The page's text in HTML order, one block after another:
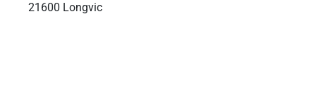
21600 Longvic